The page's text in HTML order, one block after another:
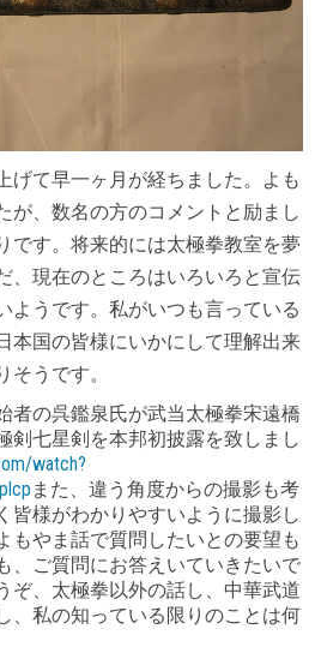
て早一ヶ月が経ちました。よも
が、数名の方のコメントと励まし
です。将来的には太極拳教室を夢
、現在のところはいろいろと宣伝
ようです。私がいつも言っている
本国の皆様にいかにして理解出来
そうです。
の呉鑑泉氏が武当太極拳宋遠橋
剣七星剣を本邦初披露を致しまし
watch?
また、違う角度からの撮影も考
皆様がわかりやすいように撮影し
もやま話で質問したいとの要望も
、ご質問にお答えいていきたいで
ぞ、太極拳以外の話し、中華武道
、私の知っている限りのことは何